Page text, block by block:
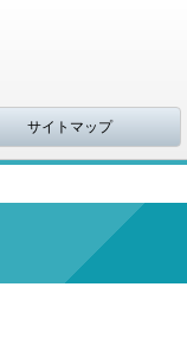
サイトマップ